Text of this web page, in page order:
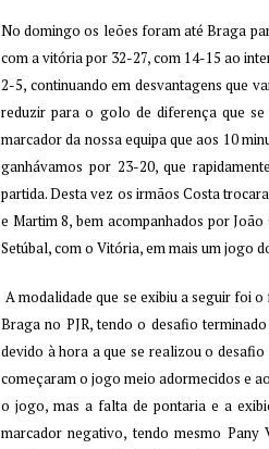
No domingo os leões foram até Braga
com a vitória por 32-27, com 14-15 ao
2-5, continuando em desvantagens que
reduzir para o golo de diferença que
marcador da nossa equipa que aos 10
ganhávamos por 23-20, que
partida. Desta vez os irmãos Costa
e Martim 8, bem acompanhados por
Setúbal, com o Vitória, em mais um jogo
A modalidade que se exibiu a seguir foi
Braga no PJR, tendo o desafio
devido à hora a que se realizou o
começaram o jogo meio adormecidos e
o jogo, mas a falta de pontaria e a
marcador negativo, tendo mesmo